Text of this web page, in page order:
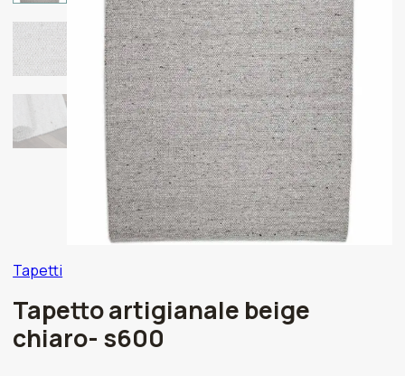
Tapetti
Tapetto artigianale beige
chiaro- s600